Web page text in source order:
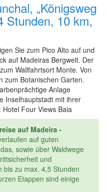
„Königsweg
Stunden, 10 km,
Sie zum Pico Alto auf und
auf Madeiras Bergwelt. Der
Wallfahrtsort Monte. Von
zum Botanischen Garten.
Anlage
Inselhauptstadt mit ihrer
Four Views Baia
auf Madeira -
auf guten
sowie über Waldwege
und
bis zu max. 4,5 Stunden
Etappen sind einige